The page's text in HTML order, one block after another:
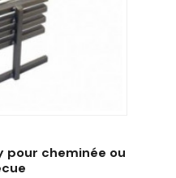
pour cheminée ou